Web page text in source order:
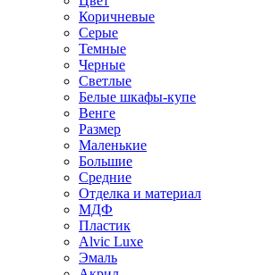
Коричневые
Серые
Темные
Черные
Светлые
Белые шкафы-купе
Венге
Размер
Маленькие
Большие
Средние
Отделка и материал
МДФ
Пластик
Alvic Luxe
Эмаль